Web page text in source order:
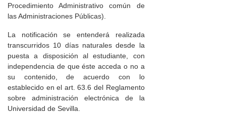
Procedimiento Administrativo común de
las Administraciones Públicas).
La notificación se entenderá realizada
transcurridos 10 días naturales desde la
puesta a disposición al estudiante, con
independencia de que éste acceda o no a
su contenido, de acuerdo con lo
establecido en el art. 63.6 del Reglamento
sobre administración electrónica de la
Universidad de Sevilla.